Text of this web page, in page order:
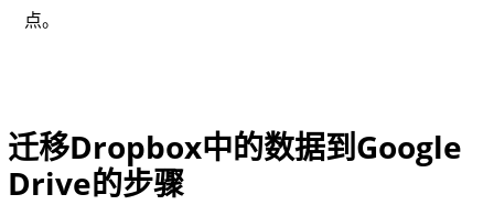
点。
迁移Dropbox中的数据到Google
Drive的步骤